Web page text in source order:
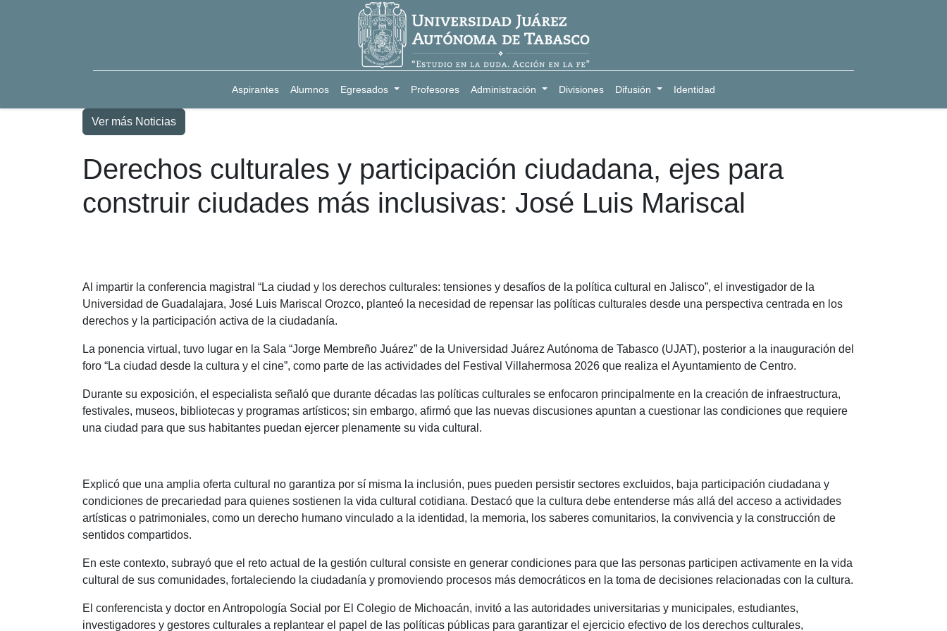
Aspirantes Alumnos Egresados Profesores Administración Divisiones Difusión Identidad
Ver más Noticias
Derechos culturales y participación ciudadana, ejes para
construir ciudades más inclusivas: José Luis Mariscal
Al impartir la conferencia magistral “La ciudad y los derechos culturales: tensiones y desafíos de la política cultural en Jalisco”, el investigador de la
Universidad de Guadalajara, José Luis Mariscal Orozco, planteó la necesidad de repensar las políticas culturales desde una perspectiva centrada en los
derechos y la participación activa de la ciudadanía.
La ponencia virtual, tuvo lugar en la Sala “Jorge Membreño Juárez” de la Universidad Juárez Autónoma de Tabasco (UJAT), posterior a la inauguración del
foro “La ciudad desde la cultura y el cine”, como parte de las actividades del Festival Villahermosa 2026 que realiza el Ayuntamiento de Centro.
Durante su exposición, el especialista señaló que durante décadas las políticas culturales se enfocaron principalmente en la creación de infraestructura,
festivales, museos, bibliotecas y programas artísticos; sin embargo, afirmó que las nuevas discusiones apuntan a cuestionar las condiciones que requiere
una ciudad para que sus habitantes puedan ejercer plenamente su vida cultural.
Explicó que una amplia oferta cultural no garantiza por sí misma la inclusión, pues pueden persistir sectores excluidos, baja participación ciudadana y
condiciones de precariedad para quienes sostienen la vida cultural cotidiana. Destacó que la cultura debe entenderse más allá del acceso a actividades
artísticas o patrimoniales, como un derecho humano vinculado a la identidad, la memoria, los saberes comunitarios, la convivencia y la construcción de
sentidos compartidos.
En este contexto, subrayó que el reto actual de la gestión cultural consiste en generar condiciones para que las personas participen activamente en la vida
cultural de sus comunidades, fortaleciendo la ciudadanía y promoviendo procesos más democráticos en la toma de decisiones relacionadas con la cultura.
El conferencista y doctor en Antropología Social por El Colegio de Michoacán, invitó a las autoridades universitarias y municipales, estudiantes,
investigadores y gestores culturales a replantear el papel de las políticas públicas para garantizar el ejercicio efectivo de los derechos culturales,